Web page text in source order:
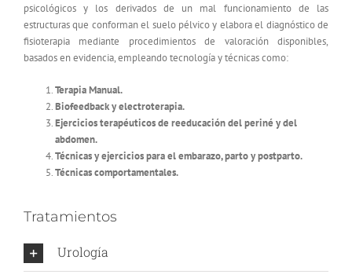
psicológicos y los derivados de un mal funcionamiento de las
estructuras que conforman el suelo pélvico y elabora el diagnóstico de
fisioterapia mediante procedimientos de valoración disponibles,
basados en evidencia, empleando tecnología y técnicas como:
Terapia Manual.
Biofeedback y electroterapia.
Ejercicios terapéuticos de reeducación del periné y del
abdomen.
Técnicas y ejercicios para el embarazo, parto y postparto.
Técnicas comportamentales.
Tratamientos
Urología